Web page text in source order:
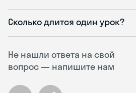
Не нашли ответа на свой
вопрос — напишите нам
Сколько длится один урок?